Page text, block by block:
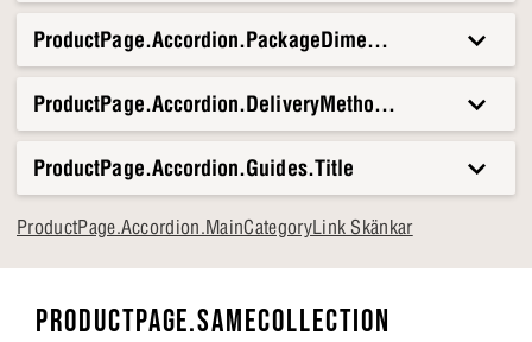
ProductPage.Accordion.DeliveryMethods.Title
ProductPage.Accordion.Guides.Title
ProductPage.Accordion.MainCategoryLink Skänkar
PRODUCTPAGE.SAMECOLLECTION